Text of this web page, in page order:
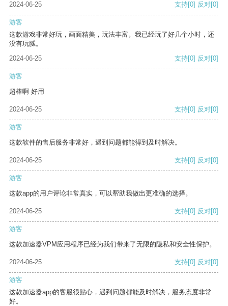
2024-06-25 支持[0] 反对[0]
游客
这款游戏非常好玩，画面精美，玩法丰富。我已经玩了好几个小时，还
没有玩腻。
2024-06-25
支持[0] 反对[0]
游客
超棒啊 好用
2024-06-25 支持[0] 反对[0]
游客
这款软件的售后服务非常好，遇到问题都能得到及时解决。
2024-06-25 支持[0] 反对[0]
游客
这款app的用户评论非常真实，可以帮助我做出更准确的选择。
2024-06-25 支持[0] 反对[0]
游客
这款加速器VPM应用程序已经为我们带来了无限的隐私和安全性保护。
2024-06-25 支持[0] 反对[0]
游客
这款加速器app的客服很贴心，遇到问题都能及时解决，服务态度非常
好。